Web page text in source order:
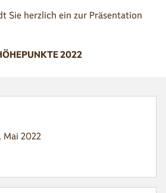
Sie herzlich ein zur Präsentation
2022
2022